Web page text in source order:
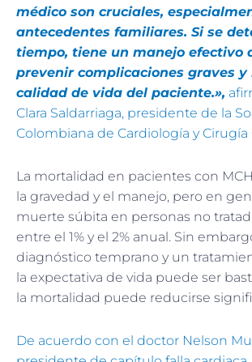
médico son cruciales,
antecedentes familiares. Si se
tiempo, tiene un manejo efectivo
prevenir complicaciones graves
calidad de vida del paciente.»,
Clara Saldarriaga, presidente de la
Colombiana de Cardiología y Cirugía
La mortalidad en pacientes con
la gravedad y el manejo, pero en
muerte súbita en personas no
entre el 1% y el 2% anual. Sin
diagnóstico temprano y un
la expectativa de vida puede ser
la mortalidad puede reducirse
De acuerdo con el doctor Nelson